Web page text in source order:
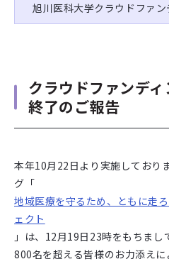
旭川医科大学クラウドファ
クラウドファンデ
終了のご報告
本年10月22日より実施しており
グ「
地域医療を守るため、ともに走
ェクト
」は、12月19日23時をもちまし
800名を超える皆様のお力添え